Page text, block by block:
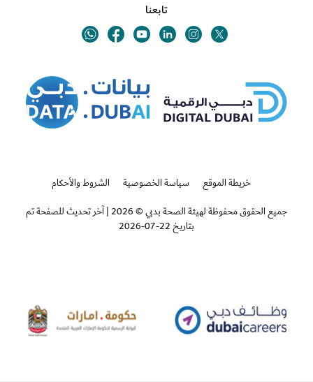
تابعنا
خريطة الموقع سياسة الخصوصية
الشروط والأحكام
جميع الحقوق محفوظة لهيئة الصحة بدبي © 2026
|آخر تحديث للصفحة تم
بتاريخ 22-07-2026